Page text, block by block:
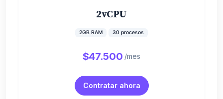
2vCPU
2GB RAM 30 procesos
$47.500 /mes
Contratar ahora